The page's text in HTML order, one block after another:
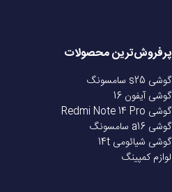
سیستم عامل
نسخه سیستم عامل
رابط کاربری
پرفروش‌ترین محصولات
گوشی s25 سامسونگ
گوشی آیفون 16
گوشی Redmi Note 14 Pro
گوشی a16 سامسونگ
گوشی شیائومی 14t
لوازم کمپینگ